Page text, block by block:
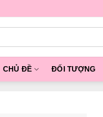
CHỦ ĐỀ ĐỐI TƯỢNG